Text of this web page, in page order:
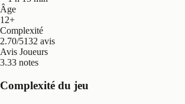
Âge
12+
Complexité
2.70/5132 avis
Avis Joueurs
3.33 notes
Complexité du jeu